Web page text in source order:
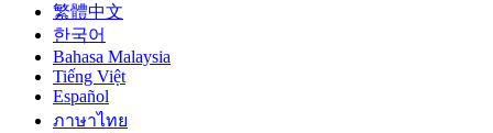
繁體中文
한국어
Bahasa Malaysia
Tiếng Việt
Español
ภาษาไทย